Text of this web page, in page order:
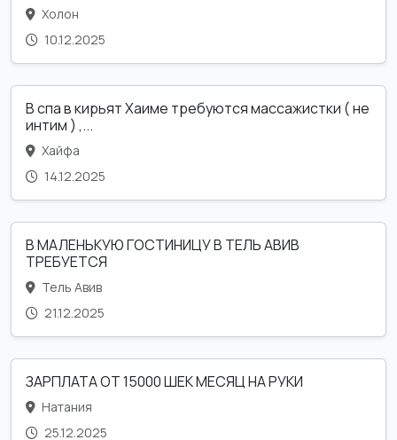
Холон
10.12.2025
В спа в кирьят Хаиме требуются массажистки ( не
интим ) ,...
Хайфа
14.12.2025
В МАЛЕНЬКУЮ ГОСТИНИЦУ В ТЕЛЬ АВИВ
ТРЕБУЕТСЯ
Тель Авив
21.12.2025
ЗАРПЛАТА ОТ 15000 ШЕК МЕСЯЦ НА РУКИ
Натания
25.12.2025